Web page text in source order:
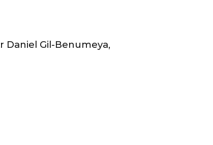
Daniel Gil-Benumeya,